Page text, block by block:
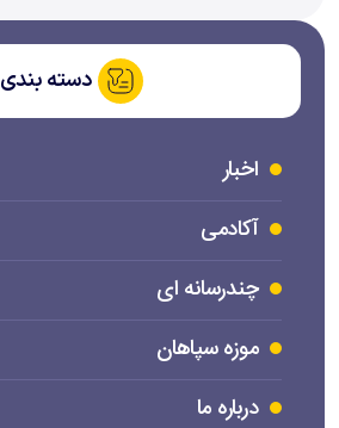
دسته بندی
اخبار
آکادمی
چندرسانه ای
موزه سپاهان
درباره ما